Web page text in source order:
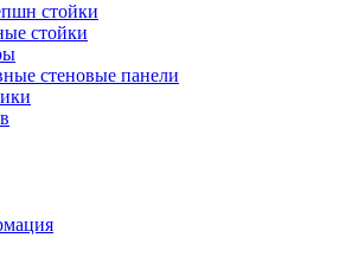
стойки
стойки
стеновые панели